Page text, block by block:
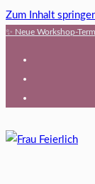
Zum Inhalt
✨ Neue Workshop-